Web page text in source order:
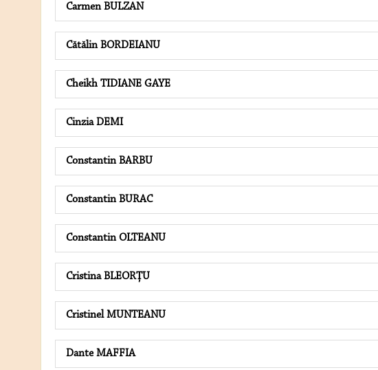
Carmen BULZAN
Cătălin BORDEIANU
Cheikh TIDIANE GAYE
Cinzia DEMI
Constantin BARBU
Constantin BURAC
Constantin OLTEANU
Cristina BLEORȚU
Cristinel MUNTEANU
Dante MAFFIA